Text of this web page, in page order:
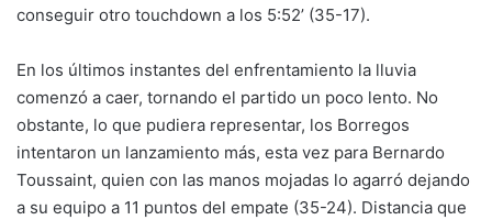
conseguir otro touchdown a los 5:52’ (35-17).
En los últimos instantes del enfrentamiento la lluvia
comenzó a caer, tornando el partido un poco lento. No
obstante, lo que pudiera representar, los Borregos
intentaron un lanzamiento más, esta vez para Bernardo
Toussaint, quien con las manos mojadas lo agarró dejando
a su equipo a 11 puntos del empate (35-24). Distancia que